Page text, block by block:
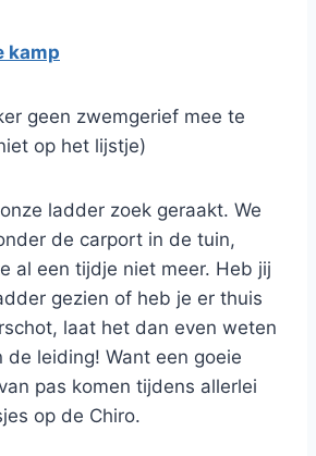
kamp
geen zwemgerief mee te
op het lijstje)
ladder zoek geraakt. We
de carport in de tuin,
al een tijdje niet meer. Heb jij
gezien of heb je er thuis
laat het dan even weten
de leiding! Want een goeie
pas komen tijdens allerlei
op de Chiro.